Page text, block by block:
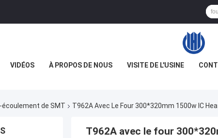
VIDÉOS À PROPOS DE NOUS VISITE DE L'USINE
écoulement de SMT T962A Avec Le Four 300*320mm 1500w IC
T962A avec le four